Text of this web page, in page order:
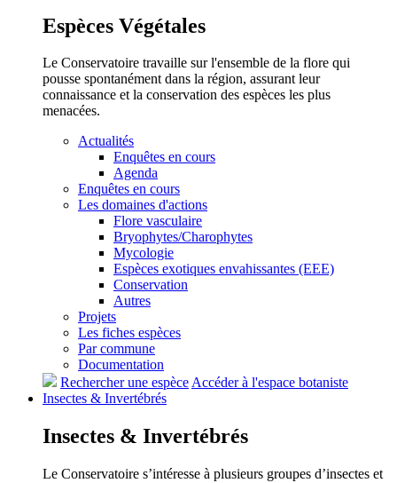
Espèces Végétales
Le Conservatoire travaille sur l'ensemble de la flore qui
pousse spontanément dans la région, assurant leur
connaissance et la conservation des espèces les plus
menacées.
Actualités
Enquêtes en cours
Agenda
Enquêtes en cours
Les domaines d'actions
Flore vasculaire
Bryophytes/Charophytes
Mycologie
Espèces exotiques envahissantes (EEE)
Conservation
Autres
Projets
Les fiches espèces
Par commune
Documentation
Rechercher une espèceAccéder à l'espace botaniste
Insectes & Invertébrés
Insectes & Invertébrés
Le Conservatoire s’intéresse à plusieurs groupes d’insectes et